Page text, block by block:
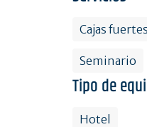
Cajas
Seminario
Tipo de
Hotel